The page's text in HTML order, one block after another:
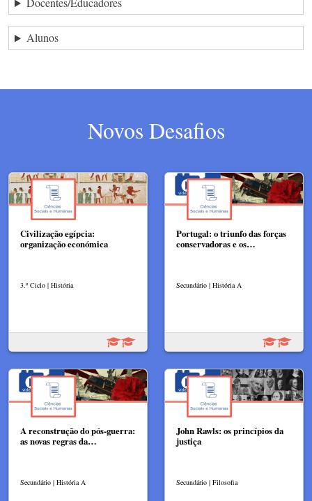
Alunos
Novos Desafios
Civilização egípcia:
organização económica
3.º Ciclo | História
Portugal: o triunfo das forças
conservadoras e os…
Secundário | História A
A reconstrução do pós-guerra:
as novas regras da…
Secundário | História A
John Rawls: os princípios da
justiça
Secundário | Filosofia